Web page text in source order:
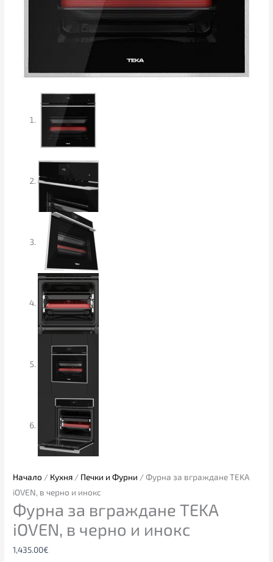
Начало / Кухня / Печки и Фурни / Фурна за вграждане TEKA
iOVEN, в черно и инокс
Фурна за вграждане TEKA
iOVEN, в черно и инокс
1,435.00€